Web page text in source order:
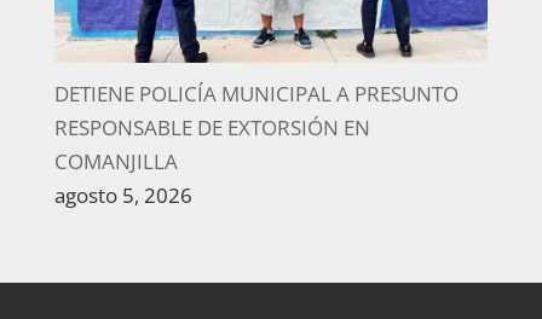
DETIENE POLICÍA MUNICIPAL A PRESUNTO
RESPONSABLE DE EXTORSIÓN EN
COMANJILLA
agosto 5, 2026